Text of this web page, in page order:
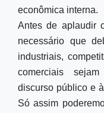
econômica interna.
Antes de aplaudir
necessário que
industriais,
comerciais
discurso público e
Só assim